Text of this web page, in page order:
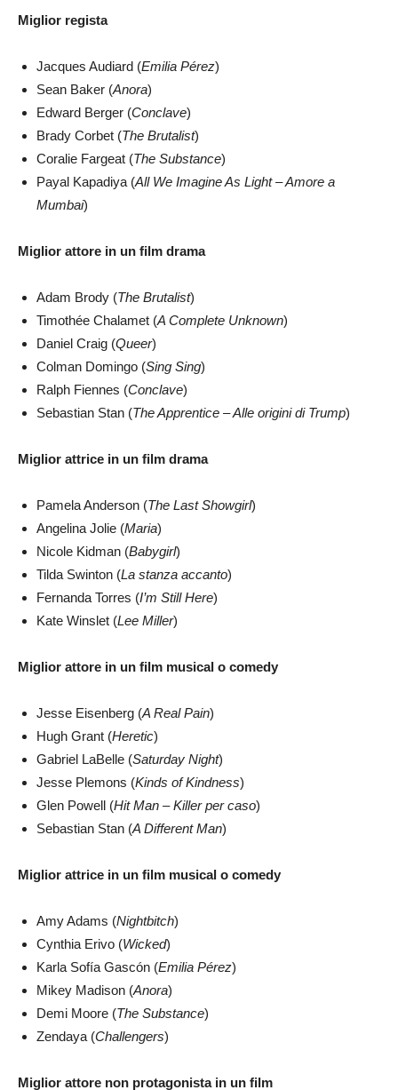
Miglior regista
Jacques Audiard (Emilia Pérez)
Sean Baker (Anora)
Edward Berger (Conclave)
Brady Corbet (The Brutalist)
Coralie Fargeat (The Substance)
Payal Kapadiya (All We Imagine As Light – Amore a
Mumbai)
Miglior attore in un film drama
Adam Brody (The Brutalist)
Timothée Chalamet (A Complete Unknown)
Daniel Craig (Queer)
Colman Domingo (Sing Sing)
Ralph Fiennes (Conclave)
Sebastian Stan (The Apprentice – Alle origini di Trump)
Miglior attrice in un film drama
Pamela Anderson (The Last Showgirl)
Angelina Jolie (Maria)
Nicole Kidman (Babygirl)
Tilda Swinton (La stanza accanto)
Fernanda Torres (I’m Still Here)
Kate Winslet (Lee Miller)
Miglior attore in un film musical o comedy
Jesse Eisenberg (A Real Pain)
Hugh Grant (Heretic)
Gabriel LaBelle (Saturday Night)
Jesse Plemons (Kinds of Kindness)
Glen Powell (Hit Man – Killer per caso)
Sebastian Stan (A Different Man)
Miglior attrice in un film musical o comedy
Amy Adams (Nightbitch)
Cynthia Erivo (Wicked)
Karla Sofía Gascón (Emilia Pérez)
Mikey Madison (Anora)
Demi Moore (The Substance)
Zendaya (Challengers)
Miglior attore non protagonista in un film